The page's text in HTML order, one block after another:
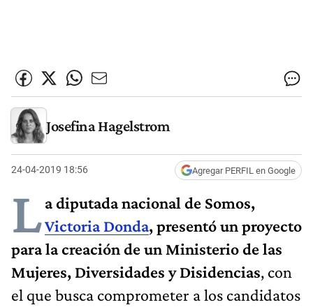
Josefina Hagelstrom
24-04-2019 18:56 Agregar PERFIL en Google
La diputada nacional de Somos,
Victoria Donda, presentó un proyecto
para la creación de un Ministerio de las
Mujeres, Diversidades y Disidencias, con
el que busca comprometer a los candidatos